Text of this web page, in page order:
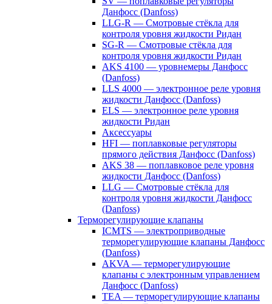
Данфосс (Danfoss)
LLG-R — Смотровые стёкла для
контроля уровня жидкости Ридан
SG-R — Смотровые стёкла для
контроля уровня жидкости Ридан
AKS 4100 — уровнемеры Данфосс
(Danfoss)
LLS 4000 — электронное реле уровня
жидкости Данфосс (Danfoss)
ELS — электронное реле уровня
жидкости Ридан
Аксессуары
HFI — поплавковые регуляторы
прямого действия Данфосс (Danfoss)
AKS 38 — поплавковое реле уровня
жидкости Данфосс (Danfoss)
LLG — Смотровые стёкла для
контроля уровня жидкости Данфосс
(Danfoss)
Терморегулирующие клапаны
ICMTS — электроприводные
терморегулирующие клапаны Данфосс
(Danfoss)
AKVA — терморегулирующие
клапаны с электронным управлением
Данфосс (Danfoss)
TEA — терморегулирующие клапаны